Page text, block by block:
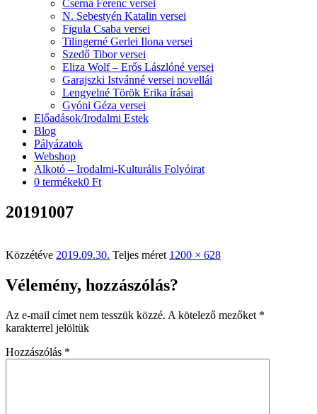
Cserna Ferenc versei
N. Sebestyén Katalin versei
Figula Csaba versei
Tilingerné Gerlei Ilona versei
Szedő Tibor versei
Eliza Wolf – Erős Lászlóné versei
Garajszki Istvánné versei novellái
Lengyelné Török Erika írásai
Gyóni Géza versei
Előadások/Irodalmi Estek
Blog
Pályázatok
Webshop
Alkotó – Irodalmi-Kulturális Folyóirat
0 termékek0 Ft
20191007
Közzétéve 2019.09.30. Teljes méret 1200 × 628
Vélemény, hozzászólás?
Az e-mail címet nem tesszük közzé. A kötelező mezőket *
karakterrel jelöltük
Hozzászólás *